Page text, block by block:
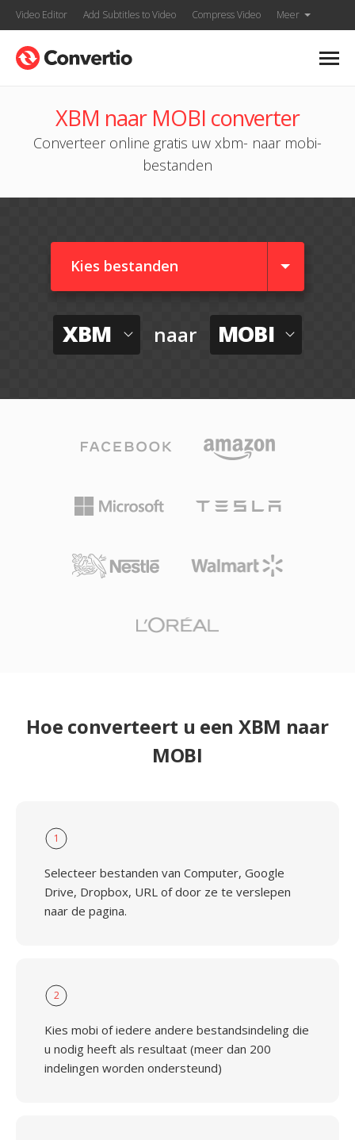
Video Editor Add Subtitles to Video Compress Video Meer
XBM naar MOBI converter
Converteer online gratis uw xbm- naar mobi-
bestanden
Kies bestanden
XBM naar MOBI
Hoe converteert u een XBM naar
MOBI
1
Selecteer bestanden van Computer, Google
Drive, Dropbox, URL of door ze te verslepen
naar de pagina.
2
Kies mobi of iedere andere bestandsindeling die
u nodig heeft als resultaat (meer dan 200
indelingen worden ondersteund)